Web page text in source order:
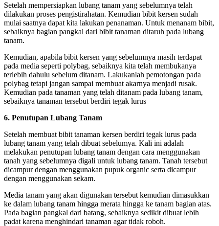
Setelah mempersiapkan lubang tanam yang sebelumnya telah
dilakukan proses pengistirahatan. Kemudian bibit kersen sudah
mulai saatnya dapat kita lakukan penanaman. Untuk menanam bibit,
sebaiknya bagian pangkal dari bibit tanaman ditaruh pada lubang
tanam.
Kemudian, apabila bibit kersen yang sebelumnya masih terdapat
pada media seperti polybag, sebaiknya kita telah membukanya
terlebih dahulu sebelum ditanam. Lakukanlah pemotongan pada
polybag tetapi jangan sampai membuat akarnya menjadi rusak.
Kemudian pada tanaman yang telah ditanam pada lubang tanam,
sebaiknya tanaman tersebut berdiri tegak lurus
6. Penutupan Lubang Tanam
Setelah membuat bibit tanaman kersen berdiri tegak lurus pada
lubang tanam yang telah dibuat sebelumya. Kali ini adalah
melakukan penutupan lubang tanam dengan cara menggunakan
tanah yang sebelumnya digali untuk lubang tanam. Tanah tersebut
dicampur dengan menggunakan pupuk organic serta dicampur
dengan menggunakan sekam.
Media tanam yang akan digunakan tersebut kemudian dimasukkan
ke dalam lubang tanam hingga merata hingga ke tanam bagian atas.
Pada bagian pangkal dari batang, sebaiknya sedikit dibuat lebih
padat karena menghindari tanaman agar tidak roboh.